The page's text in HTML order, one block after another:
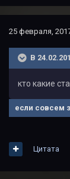
25 февраля,
В
кто какие
если совсем
Цитата